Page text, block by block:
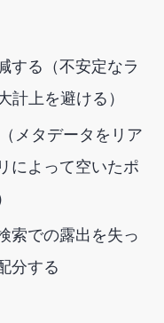
する（不安定なラ
計上を避ける）
メタデータをリア
によって空いたポ
索での露出を失っ
分する